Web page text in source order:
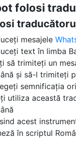
folosi
mesajele
text în limba
să trimiteți un
și să-l trimiteți
semnificația
utiliza această
acest
în scriptul